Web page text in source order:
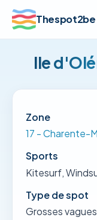
Thespot2be
Ile
Zone
17 - Charente-
Sports
Kitesurf,
Type de spot
Grosses vagues